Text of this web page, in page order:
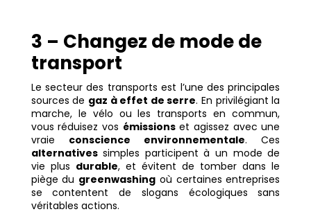
3 – Changez de mode de
transport
Le secteur des transports est l’une des principales
sources de gaz à effet de serre. En privilégiant la
marche, le vélo ou les transports en commun,
vous réduisez vos émissionset agissez avec une
vraie conscience environnementale. Ces
alternativessimples participent à un mode de
vie plus durable, et évitent de tomber dans le
piège du greenwashing où certaines entreprises
se contentent de slogans écologiques sans
véritables actions.